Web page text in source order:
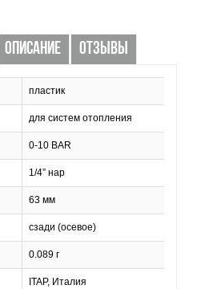
ОПИСАНИЕ ОТЗЫВЫ
пластик
для систем отопления
0-10 BAR
1/4” нар
63 мм
сзади (осевое)
0.089 г
ITAP, Италия